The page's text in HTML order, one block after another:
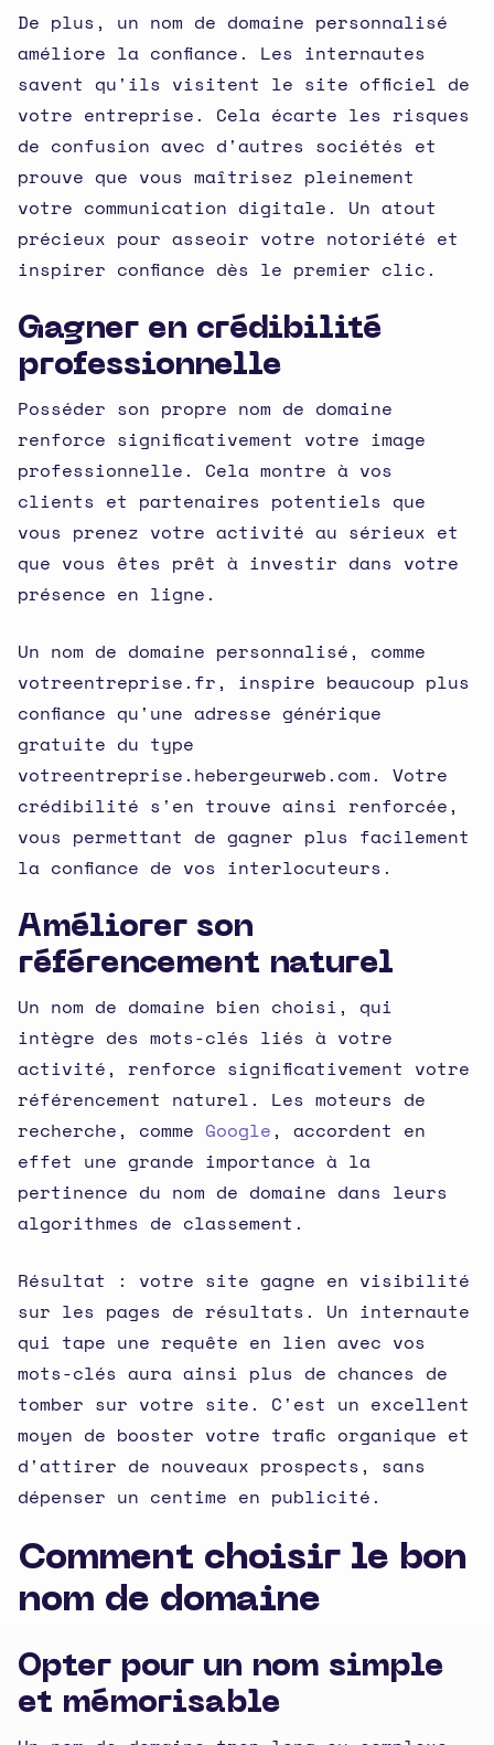
De plus, un nom de domaine personnalisé
améliore la confiance. Les internautes
savent qu'ils visitent le site officiel de
votre entreprise. Cela écarte les risques
de confusion avec d'autres sociétés et
prouve que vous maîtrisez pleinement
votre communication digitale. Un atout
précieux pour asseoir votre notoriété et
inspirer confiance dès le premier clic.
Gagner en crédibilité
professionnelle
Posséder son propre nom de domaine
renforce significativement votre image
professionnelle. Cela montre à vos
clients et partenaires potentiels que
vous prenez votre activité au sérieux et
que vous êtes prêt à investir dans votre
présence en ligne.
Un nom de domaine personnalisé, comme
votreentreprise.fr, inspire beaucoup plus
confiance qu'une adresse générique
gratuite du type
votreentreprise.hebergeurweb.com. Votre
crédibilité s'en trouve ainsi renforcée,
vous permettant de gagner plus facilement
la confiance de vos interlocuteurs.
Améliorer son
référencement naturel
Un nom de domaine bien choisi, qui
intègre des mots-clés liés à votre
activité, renforce significativement votre
référencement naturel. Les moteurs de
recherche, comme Google, accordent en
effet une grande importance à la
pertinence du nom de domaine dans leurs
algorithmes de classement.
Résultat : votre site gagne en visibilité
sur les pages de résultats. Un internaute
qui tape une requête en lien avec vos
mots-clés aura ainsi plus de chances de
tomber sur votre site. C'est un excellent
moyen de booster votre trafic organique et
d'attirer de nouveaux prospects, sans
dépenser un centime en publicité.
Comment choisir le bon
nom de domaine
Opter pour un nom simple
et mémorisable